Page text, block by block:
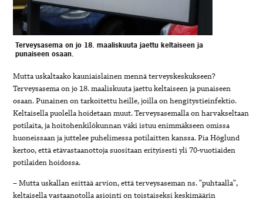
Terveysasema on jo 18. maaliskuuta jaettu keltaiseen ja
punaiseen osaan.
Mutta uskaltaako kauniaislainen mennä terveyskeskukseen?
Terveysasema on jo 18. maaliskuuta jaettu keltaiseen ja punaiseen
osaan. Punainen on tarkoitettu heille, joilla on hengitystieinfektio.
Keltaisella puolella hoidetaan muut. Terveysasemalla on harvakseltaan
potilaita, ja hoitohenkilökunnan väki istuu enimmäkseen omissa
huoneissaan ja juttelee puhelimessa potilaitten kanssa. Pia Höglund
kertoo, että etävastaanottoja suositaan erityisesti yli 70-vuotiaiden
potilaiden hoidossa.
– Mutta uskallan esittää arvion, että terveysaseman ns. ”puhtaalla”,
keltaisella vastaanotolla asiointi on toistaiseksi keskimäärin